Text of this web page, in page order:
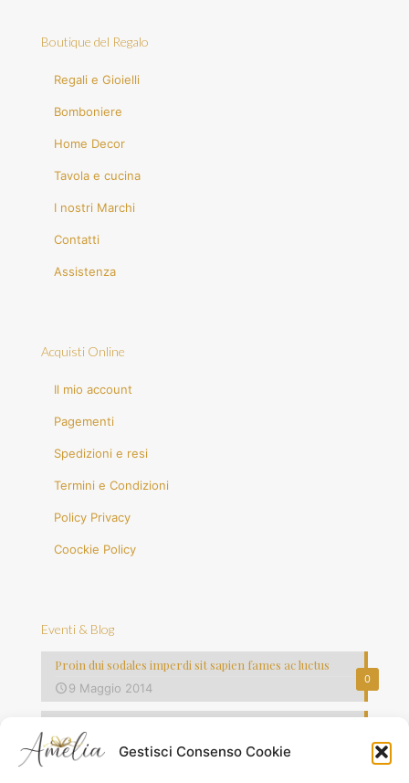
Gestisci Consenso Cookie
Boutique del Regalo
Regali e Gioielli
Bomboniere
Home Decor
Tavola e cucina
I nostri Marchi
Contatti
Assistenza
Acquisti Online
Il mio account
Pagementi
Spedizioni e resi
Termini e Condizioni
Policy Privacy
Coockie Policy
Eventi & Blog
0
Proin dui sodales imperdi sit sapien fames ac luctus
9 Maggio 2014
8 Maggio 2014